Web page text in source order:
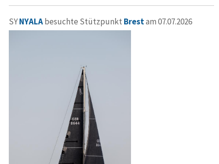
SYNYALAbesuchte Stützpunkt Brestam 07.07.2026